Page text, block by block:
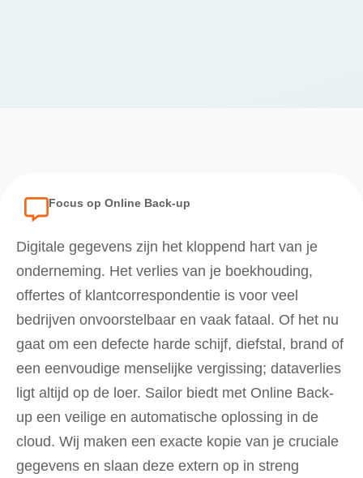
Focus op Online Back-up
Digitale gegevens zijn het kloppend hart van je
onderneming. Het verlies van je boekhouding,
offertes of klantcorrespondentie is voor veel
bedrijven onvoorstelbaar en vaak fataal. Of het nu
gaat om een defecte harde schijf, diefstal, brand of
een eenvoudige menselijke vergissing; dataverlies
ligt altijd op de loer. Sailor biedt met Online Back-
up een veilige en automatische oplossing in de
cloud. Wij maken een exacte kopie van je cruciale
gegevens en slaan deze extern op in streng